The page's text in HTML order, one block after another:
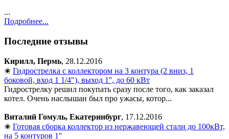
...
Подробнее...
Последние отзывы
Кирилл, Пермь, 28.12.2016
✬ Гидрострелка с коллектором на 3 контура (2 вниз, 1
боковой, вход 1 1/4"), выход 1'', до 60 кВт
Гидрострелку решил покупать сразу после того, как заказал
котел. Очень наслышан был про ужасы, котор...
Виталий Гомуль, Екатеринбург, 17.12.2016
✬ Готовая сборка коллектор из нержавеющей стали до 100кВт,
на 5 контуров 1"